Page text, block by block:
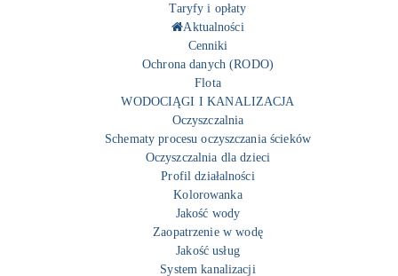
Taryfy i opłaty
Aktualności
Cenniki
Ochrona danych (RODO)
Flota
WODOCIĄGI I KANALIZACJA
Oczyszczalnia
Schematy procesu oczyszczania ścieków
Oczyszczalnia dla dzieci
Profil działalności
Kolorowanka
Jakość wody
Zaopatrzenie w wodę
Jakość usług
System kanalizacji